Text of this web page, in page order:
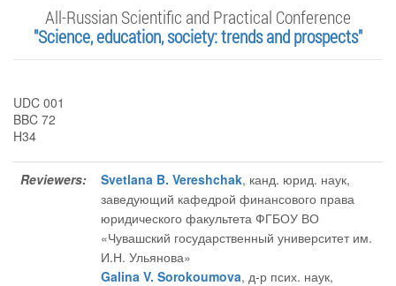
All-Russian Scientific and Practical Conference
"Science, education, society: trends and prospects"
UDC 001
BBC 72
H34
Reviewers: Svetlana B. Vereshchak, канд. юрид. наук,
заведующий кафедрой финансового права
юридического факультета ФГБОУ ВО
«Чувашский государственный университет им.
И.Н. Ульянова»
Galina V. Sorokoumova, д-р псих. наук,